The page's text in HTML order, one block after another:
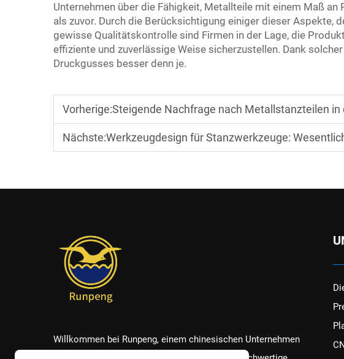
Unternehmen über die Fähigkeit, Metallteile mit einem Maß
als zuvor. Durch die Berücksichtigung einiger dieser Aspekte,
gewisse Qualitätskontrolle sind Firmen in der Lage, die
effiziente und zuverlässige Weise sicherzustellen. Dank
Druckgusses besser denn je.
Vorherige:Steigende Nachfrage nach Metallstanzteilen in der
Nächste:Werkzeugdesign für Stanzwerkzeuge: Wesentliche ingenieurtechnische Prinzipien
Willkommen bei Runpeng, einem chinesischen Unternehmen